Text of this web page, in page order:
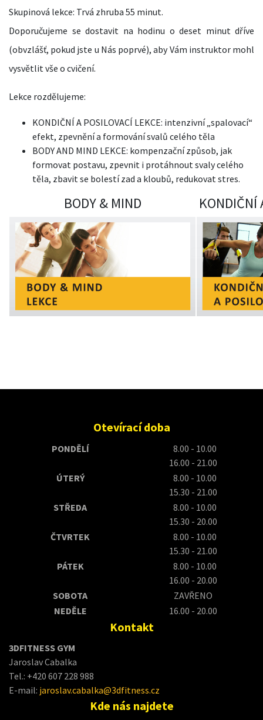
Skupinová lekce: Trvá zhruba 55 minut.
Doporučujeme se dostavit na hodinu o deset minut dříve
(obvzlášť, pokud jste u Nás poprvé), aby Vám instruktor mohl
vysvětlit vše o cvičení.
Lekce rozdělujeme:
KONDIČNÍ A POSILOVACÍ LEKCE: intenzivní „spalovací“
efekt, zpevnění a formování svalů celého těla
BODY AND MIND LEKCE: kompenzační způsob, jak
formovat postavu, zpevnit i protáhnout svaly celého
těla, zbavit se bolestí zad a kloubů, redukovat stres.
BODY & MIND KONDIČNÍ
Otevírací doba
PONDĚLÍ
8.00 - 10.00
16.00 - 21.00
ÚTERÝ
8.00 - 10.00
15.30 - 21.00
STŘEDA
8.00 - 10.00
15.30 - 20.00
ČTVRTEK
8.00 - 10.00
15.30 - 21.00
PÁTEK
8.00 - 10.00
16.00 - 20.00
SOBOTA
ZAVŘENO
NEDĚLE
16.00 - 20.00
Kontakt
3DFITNESS GYM
Jaroslav Cabalka
Tel.: +420 607 228 988
E-mail: jaroslav.cabalka@3dfitness.cz
Kde nás najdete